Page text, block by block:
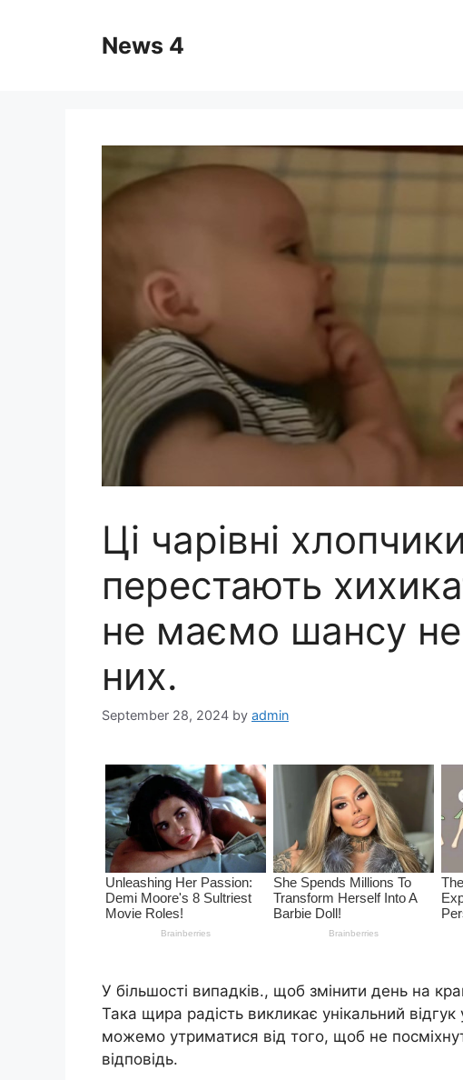
News 4
Ці чарівні
перестають
не маємо шансу
них.
September 28, 2024 by admin
У більшості випадків., щоб змінити день на
Така щира радість викликає унікальний
можемо утриматися від того, щоб не
відповідь.